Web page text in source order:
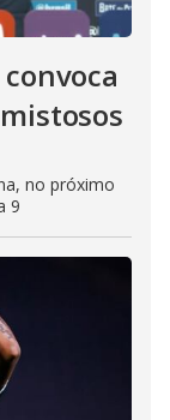
no próximo
9